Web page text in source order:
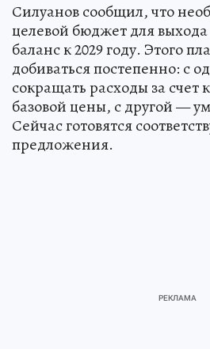
Силуанов сообщил, что
целевой бюджет для
баланс к 2029 году. Этого
добиваться постепенно: с
сокращать расходы за счет
базовой цены, с другой —
Сейчас готовятся
предложения.